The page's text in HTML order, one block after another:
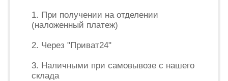
1. При получении на отделении
(наложенный платеж)
2. Через "Приват24"
3. Наличными при самовывозе с нашего
склада